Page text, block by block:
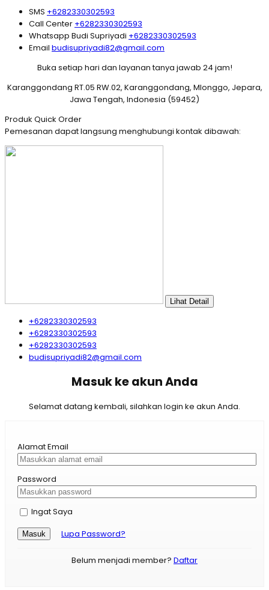
SMS +6282330302593
Call Center +6282330302593
Whatsapp Budi Supriyadi +6282330302593
Email budisupriyadi82@gmail.com
Buka setiap hari dan layanan tanya jawab 24 jam!
Karanggondang RT.05 RW.02, Karanggondang, Mlonggo, Jepara,
Jawa Tengah, Indonesia (59452)
Produk Quick Order
Pemesanan dapat langsung menghubungi kontak dibawah:
Lihat Detail
+6282330302593
+6282330302593
+6282330302593
budisupriyadi82@gmail.com
Masuk ke akun Anda
Selamat datang kembali, silahkan login ke akun Anda.
Alamat Email
Password
Ingat Saya
Masuk Lupa Password?
Belum menjadi member? Daftar